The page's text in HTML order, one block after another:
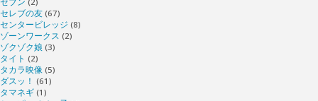
セレブの友 (67)
センタービレッジ (8)
ゾーンワークス (2)
ゾクゾク娘 (3)
タイト (2)
タカラ映像 (5)
ダスッ！ (61)
タマネギ (1)